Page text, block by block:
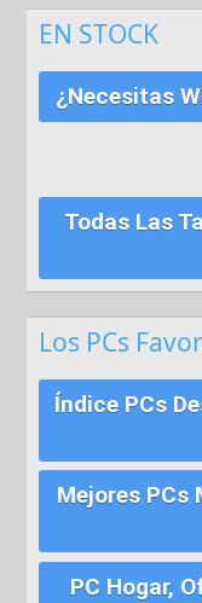
EN STOCK
¿Necesitas
Todas Las
Los PCs
Índice PCs
Mejores PCs
PC Hogar,